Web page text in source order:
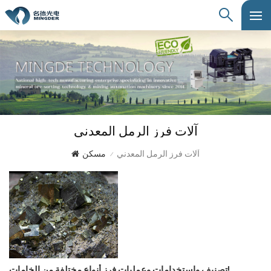
آلات فرز الرمل المعدني
مسكن / آلات فرز الرمل المعدني